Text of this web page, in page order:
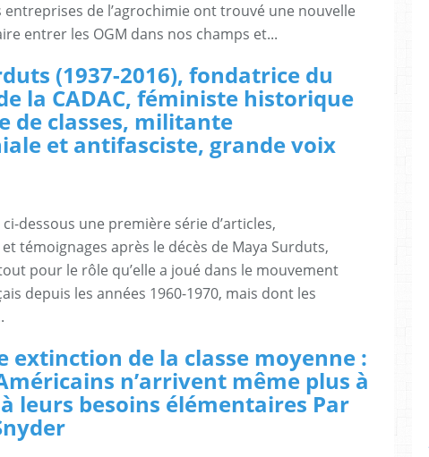
entreprises de l’agrochimie ont trouvé une nouvelle
entrer les OGM dans nos champs et...
(1937-2016), fondatrice du
la CADAC, féministe historique
de classes, militante
et antifasciste, grande voix
dessous une première série d’articles,
témoignages après le décès de Maya Surduts,
pour le rôle qu’elle a joué dans le mouvement
depuis les années 1960-1970, mais dont les
extinction de la classe moyenne :
n’arrivent même plus à
leurs besoins élémentaires Par